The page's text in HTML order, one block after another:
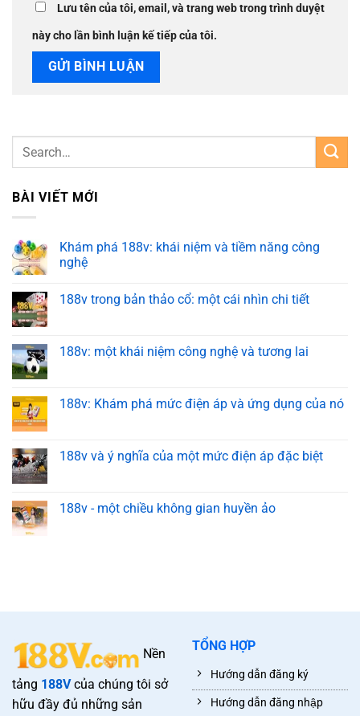
Lưu tên của tôi, email, và trang web trong trình duyệt
này cho lần bình luận kế tiếp của tôi.
BÀI VIẾT MỚI
Khám phá 188v: khái niệm và tiềm năng công
nghệ
188v trong bản thảo cổ: một cái nhìn chi tiết
188v: một khái niệm công nghệ và tương lai
188v: Khám phá mức điện áp và ứng dụng của nó
188v và ý nghĩa của một mức điện áp đặc biệt
188v - một chiều không gian huyền ảo
Nền
tảng 188Vcủa chúng tôi sở
hữu đầy đủ những sản
TỔNG HỢP
Hướng dẫn đăng ký
Hướng dẫn đăng nhập